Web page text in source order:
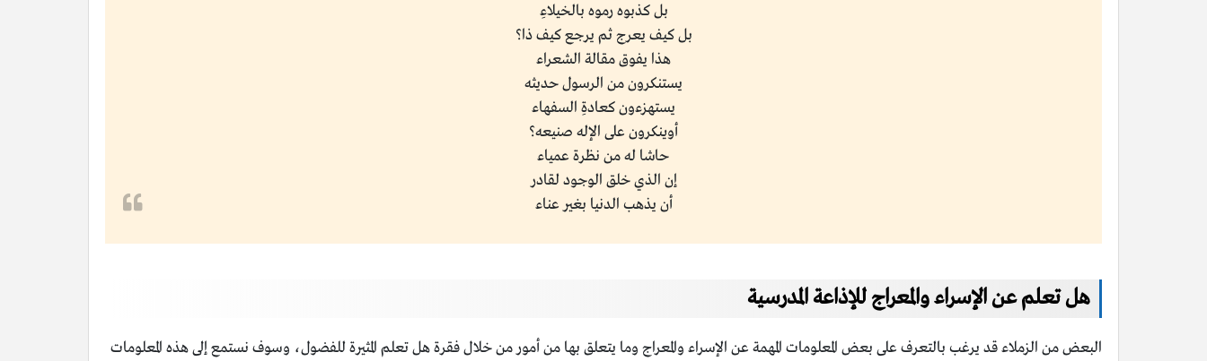
بل كذبوه رموه بالخيلاءِ
بل كيف يعرج ثم يرجع كيف ذا؟
هذا يفوق مقالة الشعراء
يستنكرون من الرسول حديثه
يستهزءون كعادةِ السفهاء
أوينكرون على الإله صنيعه؟
حاشا له من نظرة عمياء
إن الذي خلق الوجود لقادر
أن يذهب الدنيا بغير عناء
هل تعلم عن الإسراء والمعراج للإذاعة المدرسية
البعض من الزملاء قد يرغب بالتعرف على بعض المعلومات المهمة عن الإسراء والمعراج وما يتعلق بها من أمور من خلال فقرة هل تعلم المثيرة للفضول، وسوف نستمع إلى هذه المعلومات